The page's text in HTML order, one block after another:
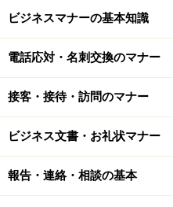
上司や同僚、部下と
ります。それは「節度の
です。「親しき仲にも礼儀
ようにしましょう。節度
ます。
1.時間や約束を守る
ビジネスマナーの基本知識
電話応対・名刺交換のマナー
接客・接待・訪問のマナー
ビジネス文書・お礼状マナー
報告・連絡・相談の基本